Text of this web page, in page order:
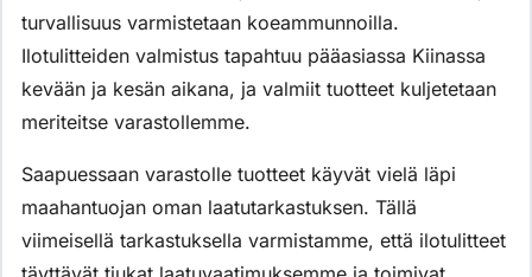
turvallisuus varmistetaan koeammunnoilla.
Ilotulitteiden valmistus tapahtuu pääasiassa Kiinassa
kevään ja kesän aikana, ja valmiit tuotteet kuljetetaan
meriteitse varastollemme.
Saapuessaan varastolle tuotteet käyvät vielä läpi
maahantuojan oman laatutarkastuksen. Tällä
viimeisellä tarkastuksella varmistamme, että ilotulitteet